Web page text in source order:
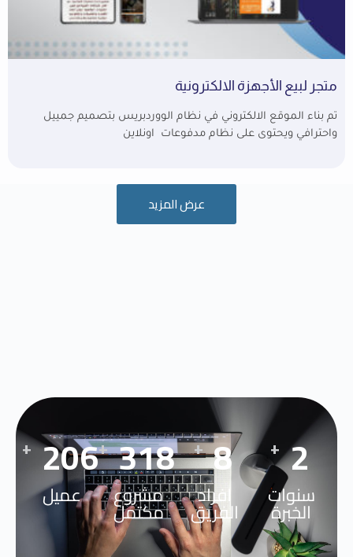
متجر لبيع الأجهزة الالكترونية
تم بناء الموقع الالكتروني في نظام الووردبريس بتصميم جمييل
واحترافي ويحتوى على نظام مدفوعات اونلاين
عرض المزيد
3
+
سنوات
الخبرة
13
+
افراد
الفريق
499
+
مشروع
مكتمل
300
+
عميل